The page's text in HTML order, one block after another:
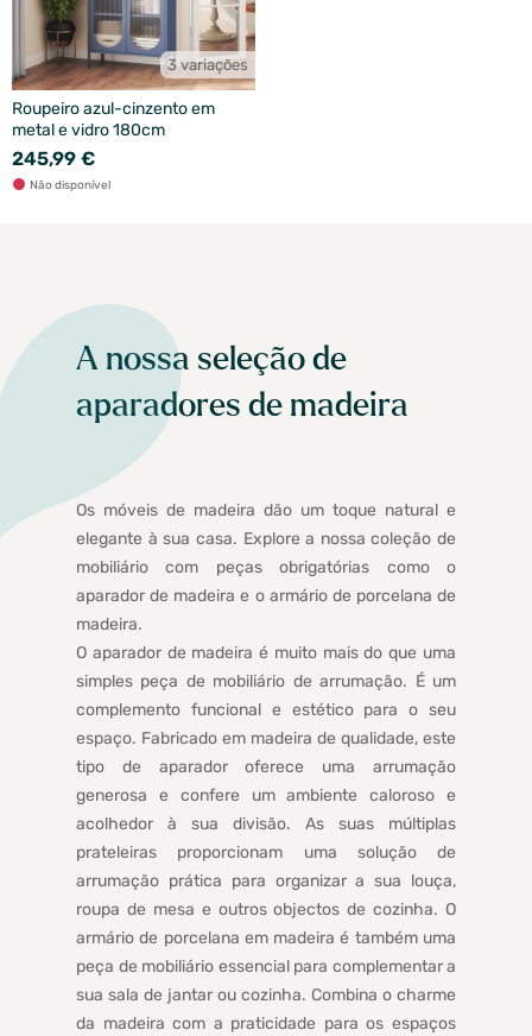
3 variações
Roupeiro azul-cinzento em
metal e vidro 180cm
245,99 €
Não disponível
A nossa seleção de
aparadores de madeira
Os móveis de madeira dão um toque natural e
elegante à sua casa. Explore a nossa coleção de
mobiliário com peças obrigatórias como o
aparador de madeira e o armário de porcelana de
madeira.
O aparador de madeira é muito mais do que uma
simples peça de mobiliário de arrumação. É um
complemento funcional e estético para o seu
espaço. Fabricado em madeira de qualidade, este
tipo de aparador oferece uma arrumação
generosa e confere um ambiente caloroso e
acolhedor à sua divisão. As suas múltiplas
prateleiras proporcionam uma solução de
arrumação prática para organizar a sua louça,
roupa de mesa e outros objectos de cozinha. O
armário de porcelana em madeira é também uma
peça de mobiliário essencial para complementar a
sua sala de jantar ou cozinha. Combina o charme
da madeira com a praticidade para os espaços